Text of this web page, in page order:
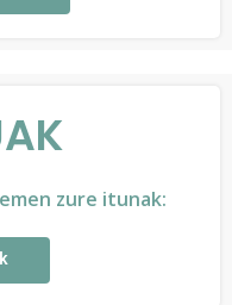
zure itunak: